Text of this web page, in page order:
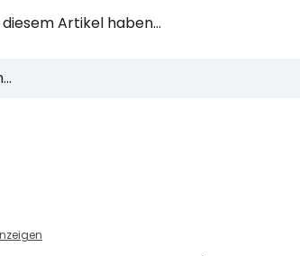
Artikel haben...
bei